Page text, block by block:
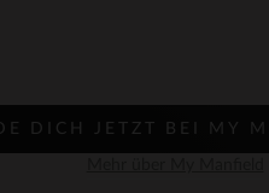
DICH JETZT BEI MY